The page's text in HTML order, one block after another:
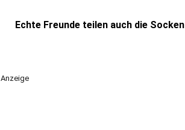
Echte Freunde teilen auch die Socken
Anzeige